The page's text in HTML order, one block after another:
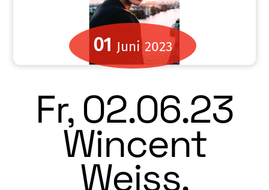
01 Juni 2023
Fr, 02.06.23
Wincent
Weiss,